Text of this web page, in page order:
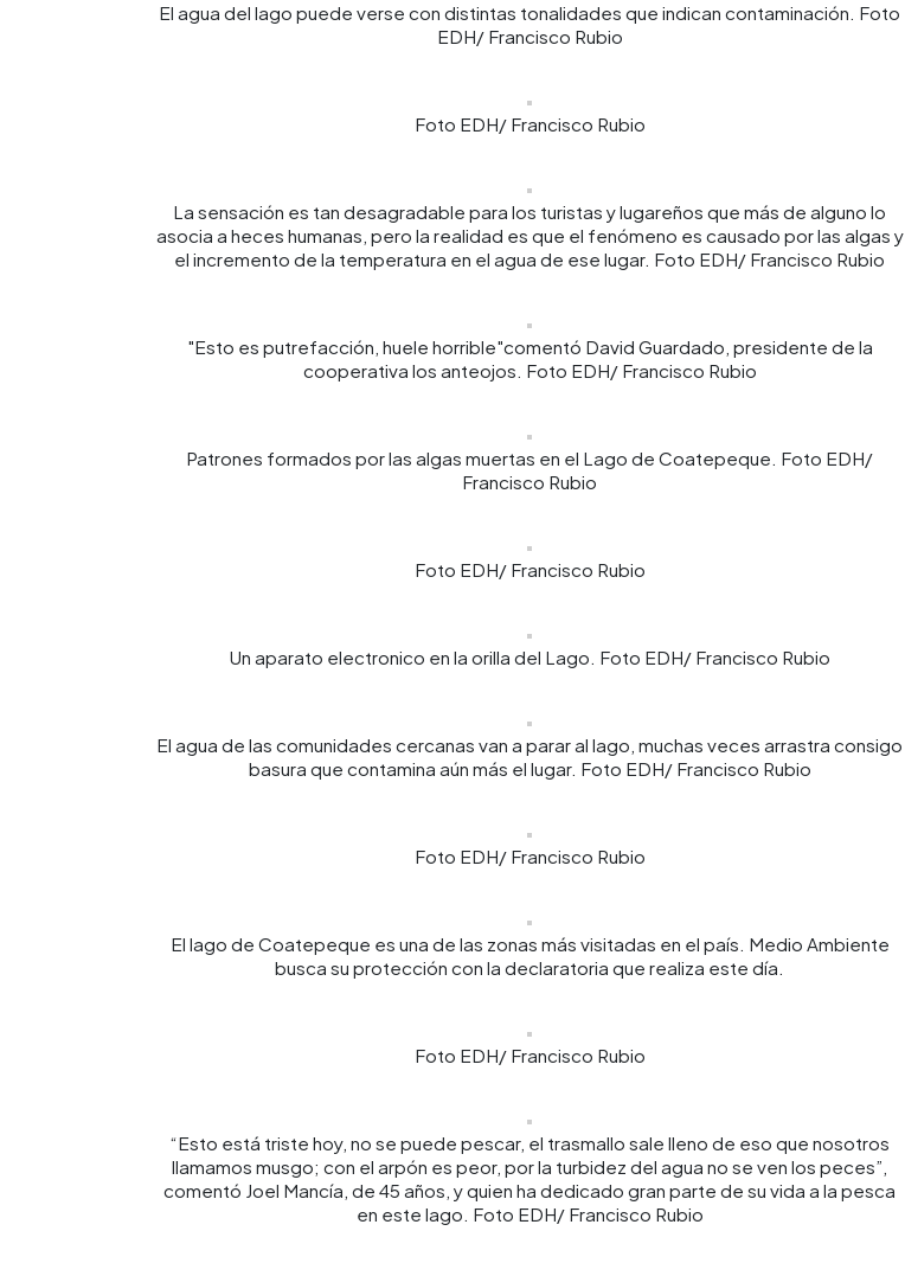
El agua del lago puede verse con distintas tonalidades que indican contaminación. Foto
EDH/ Francisco Rubio
Foto EDH/ Francisco Rubio
La sensación es tan desagradable para los turistas y lugareños que más de alguno lo
asocia a heces humanas, pero la realidad es que el fenómeno es causado por las algas y
el incremento de la temperatura en el agua de ese lugar. Foto EDH/ Francisco Rubio
"Esto es putrefacción, huele horrible"comentó David Guardado, presidente de la
cooperativa los anteojos. Foto EDH/ Francisco Rubio
Patrones formados por las algas muertas en el Lago de Coatepeque. Foto EDH/
Francisco Rubio
Foto EDH/ Francisco Rubio
Un aparato electronico en la orilla del Lago. Foto EDH/ Francisco Rubio
El agua de las comunidades cercanas van a parar al lago, muchas veces arrastra consigo
basura que contamina aún más el lugar. Foto EDH/ Francisco Rubio
Foto EDH/ Francisco Rubio
El lago de Coatepeque es una de las zonas más visitadas en el país. Medio Ambiente
busca su protección con la declaratoria que realiza este día.
Foto EDH/ Francisco Rubio
“Esto está triste hoy, no se puede pescar, el trasmallo sale lleno de eso que nosotros
llamamos musgo; con el arpón es peor, por la turbidez del agua no se ven los peces”,
comentó Joel Mancía, de 45 años, y quien ha dedicado gran parte de su vida a la pesca
en este lago. Foto EDH/ Francisco Rubio